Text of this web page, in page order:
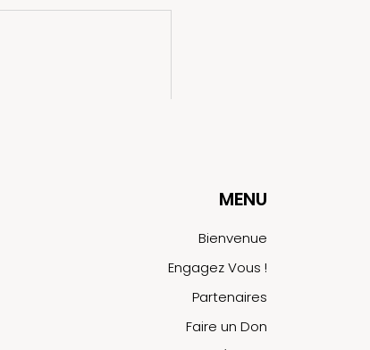
MENU
Bienvenue
Engagez Vous !
Partenaires
Faire un Don